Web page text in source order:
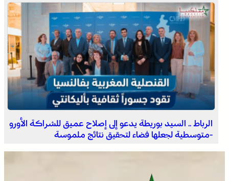
العثور على جثة مقطعة الأطراف داخل عشة بمنطقة منابع
بوزملان والتحقيقات متواصلة لكشف ملابسات الجريمة
الرباط .. السيد بوريطة يدعو إلى إصلاح عميق للشراكة الأورو
-متوسطية لجعلها فضاء لتحقيق نتائج ملموسة